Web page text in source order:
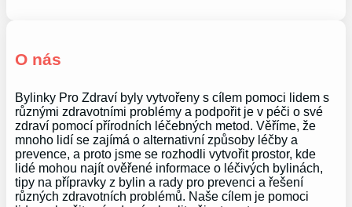
O nás
Bylinky Pro Zdraví byly vytvořeny s cílem pomoci lidem s
různými zdravotními problémy a podpořit je v péči o své
zdraví pomocí přírodních léčebných metod. Věříme, že
mnoho lidí se zajímá o alternativní způsoby léčby a
prevence, a proto jsme se rozhodli vytvořit prostor, kde
lidé mohou najít ověřené informace o léčivých bylinách,
tipy na přípravky z bylin a rady pro prevenci a řešení
různých zdravotních problémů. Naše cílem je pomoci